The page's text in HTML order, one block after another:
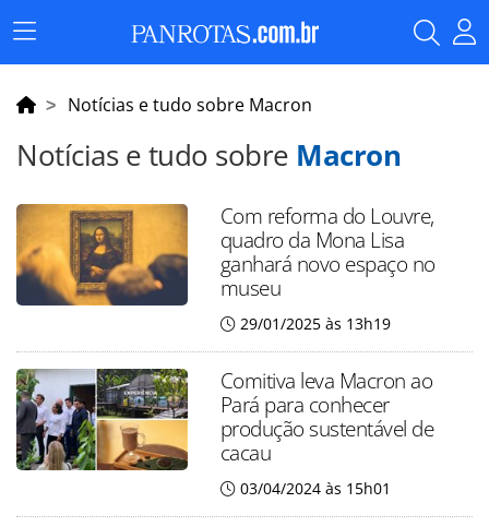
Menu
Principal
Notícias e tudo sobre Macron
Notícias e tudo sobre Macron
Com reforma do Louvre,
quadro da Mona Lisa
ganhará novo espaço no
museu
29/01/2025 às 13h19
Comitiva leva Macron ao
Pará para conhecer
produção sustentável de
cacau
03/04/2024 às 15h01